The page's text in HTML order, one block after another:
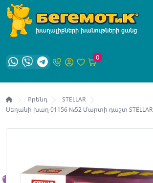
0
Բրենդ
STELLAR
Սեղանի խաղ 01156 №52 Մարտի դաշտ STELLAR